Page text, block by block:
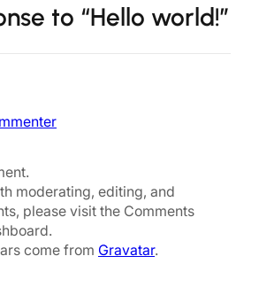
to “Hello world!”
moderating, editing, and
please visit the Comments
come from Gravatar.